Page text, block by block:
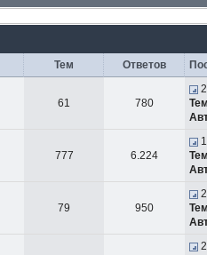
Тем Ответов
61 780
777 6.224
79 950